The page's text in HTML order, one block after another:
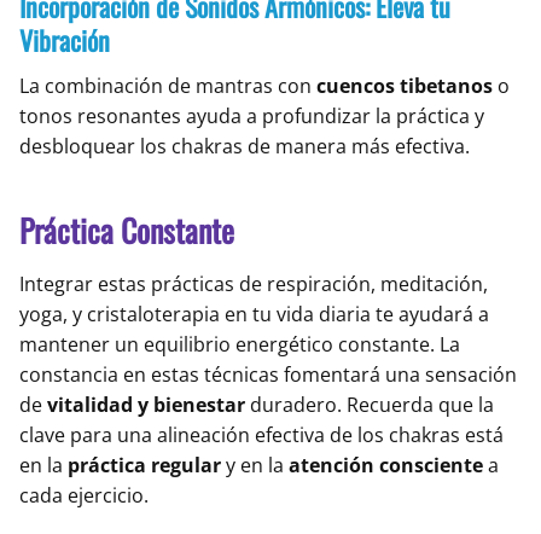
Vibración
La combinación de mantras con cuencos tibetanos o
tonos resonantes ayuda a profundizar la práctica y
desbloquear los chakras de manera más efectiva.
Práctica Constante
Integrar estas prácticas de respiración, meditación,
yoga, y cristaloterapia en tu vida diaria te ayudará a
mantener un equilibrio energético constante. La
constancia en estas técnicas fomentará una sensación
devitalidad y bienestar duradero. Recuerda que la
clave para una alineación efectiva de los chakras está
en la práctica regulary en la atención conscientea
cada ejercicio.